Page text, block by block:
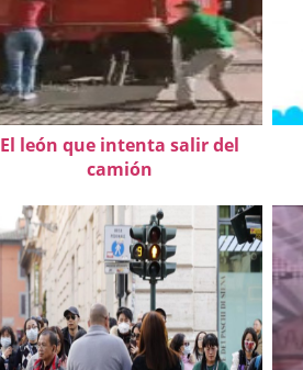
El león que intenta salir del
camión